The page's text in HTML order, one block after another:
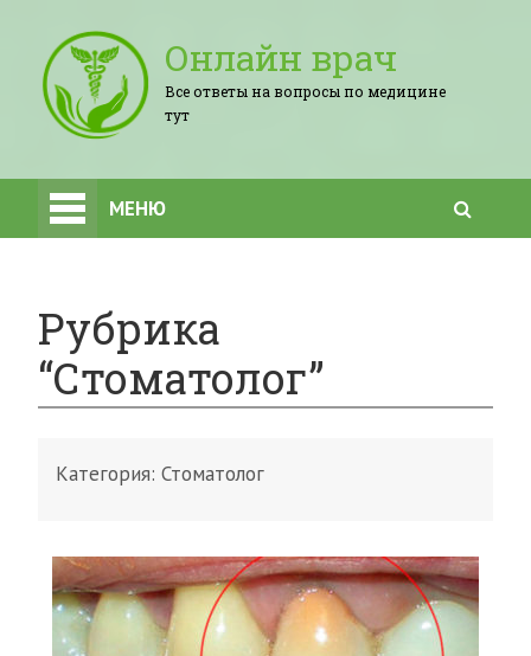
Онлайн врач
Все ответы на вопросы по медицине
тут
МЕНЮ
Рубрика
“Стоматолог”
Категория: Стоматолог